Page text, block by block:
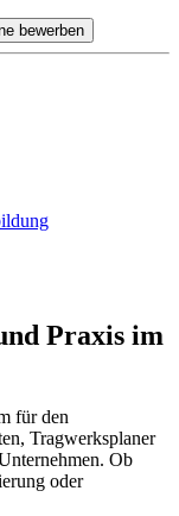
Praxis im
für den
Tragwerksplaner
Ob
oder